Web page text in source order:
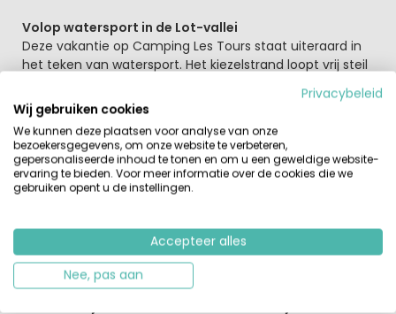
Volop watersport in de Lot-vallei
Deze vakantie op Camping Les Tours staat uiteraard in
het teken van watersport. Het kiezelstrand loopt vrij steil
jonge kinderen kunnen zich dan ook prima vermaken in
het fijne zwembad met lazy river.
Hetanimatieteamvan deze 4 sterren camping
organiseert zowel overdag als ’s avonds verschillende
activiteiten voor alle leeftijdsgroepen. Ontspanning vind
Tours kun je levensmiddelen en ’s ochtends vers brood
krijgen. Vanuit je accommodatie heb je een schitterend
uitzicht over het meer.
Privacybeleid
Wij gebruiken cookies
We kunnen deze plaatsen voor analyse van onze
bezoekersgegevens, om onze website te verbeteren,
gepersonaliseerde inhoud te tonen en om u een geweldige website-
ervaring te bieden. Voor meer informatie over de cookies die we
gebruiken opent u de instellingen.
Accepteer alles
Nee, pas aan